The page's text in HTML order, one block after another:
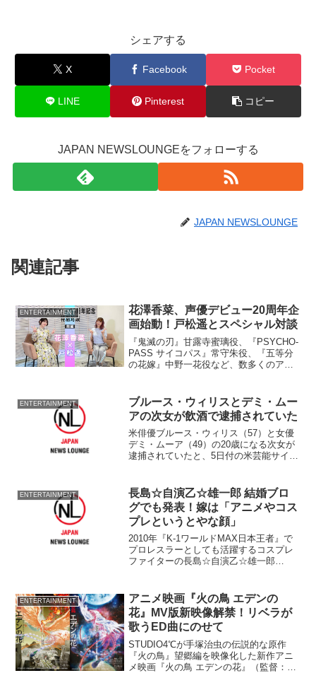
シェアする
X Facebook Pocket
LINE Pinterest コピー
JAPAN NEWSLOUNGEをフォローする
JAPAN NEWSLOUNGE
関連記事
ENTERTAINMENT
花澤香菜、声優デビュー20周年企
画始動！戸松遥とスペシャル対談
『鬼滅の刃』甘露寺蜜璃役、『PSYCHO-
PASS サイコパス』常守朱役、『五等分
の花嫁』中野一花役など、数多くのアニ
ENTERTAINMENT
ブルース・ウィリスとデミ・ムー
アの次女が飲酒で逮捕されていた
米俳優ブルース・ウィリス（57）と女優
デミ・ムーア（49）の20歳になる次女が
逮捕されていたと、5日付の米芸能サイト
ルを飲み、公共の場での飲酒と未成年者
飲酒、偽の身分...
ENTERTAINMENT
長島☆自演乙☆雄一郎 結婚ブロ
グでも発表！嫁は「アニメやコス
プレというとやな顔」
2010年『K-1ワールドMAX日本王者』で
プロレスラーとしても活躍するコスプレ
ファイターの長島☆自演乙☆雄一郎
埼玉・鷲宮神社内のコスプレイベントで
発表した長島が、...
ENTERTAINMENT
アニメ映画『火の鳥 エデンの
花』MV版新映像解禁！リベラが
歌うED曲にのせて
STUDIO4℃が手塚治虫の伝説的な原作
『火の鳥』望郷編を映像化した新作アニ
メ映画『火の鳥 エデンの花』（監督：西